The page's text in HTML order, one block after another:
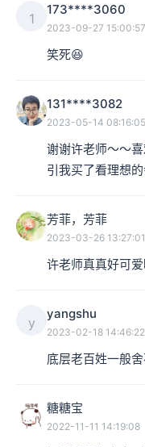
1
173****3060
2023-09-27 15:00:57
笑死😆
131****3082
2023-05-14 08:16:05
谢谢许老师～～
引我买了看理想
芳菲，芳菲
2023-03-26 13:27:01
许老师真真好可爱
y
yangshu
2023-02-18 14:46:22
底层老百姓一般舍
糖糖宝
2022-11-11 14:19:08